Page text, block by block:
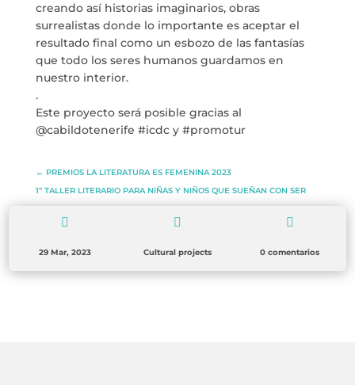
creando así historias imaginarios, obras
surrealistas donde lo importante es aceptar el
resultado final como un esbozo de las fantasías
que todo los seres humanos guardamos en
nuestro interior.
.
Este proyecto será posible gracias al
@cabildotenerife #icdc y #promotur
← PREMIOS LA LITERATURA ES FEMENINA 2023
1º TALLER LITERARIO PARA NIÑAS Y NIÑOS QUE SUEÑAN CON SER
ESCRITORES

29 Mar, 2023

Cultural projects

0 comentarios